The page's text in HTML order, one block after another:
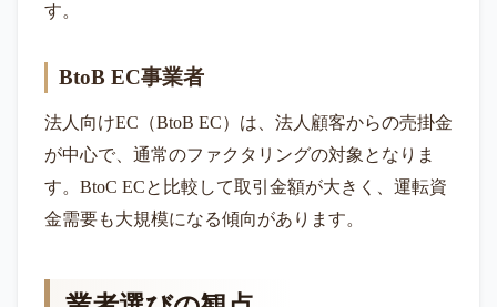
す。
BtoB EC事業者
法人向けEC（BtoB EC）は、法人顧客からの売掛金
が中心で、通常のファクタリングの対象となりま
す。BtoC ECと比較して取引金額が大きく、運転資
金需要も大規模になる傾向があります。